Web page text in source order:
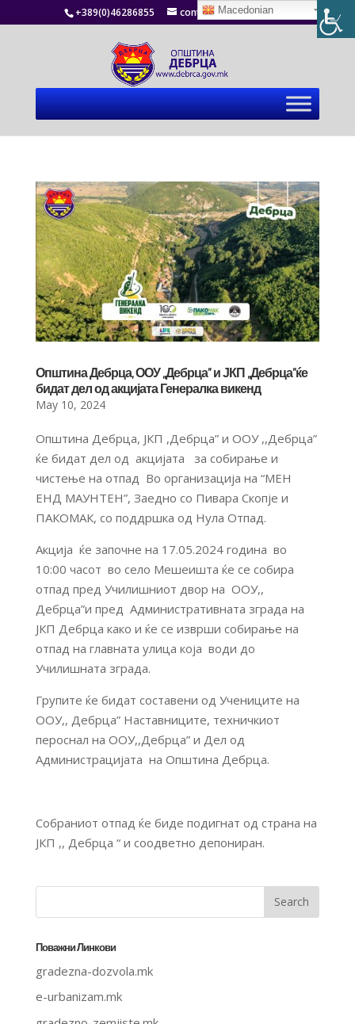
+389(0)46286855 contact@debrca.gov.mk
Општина Дебрца, ООУ ,,Дебрца” и ЈКП ,,Дебрца”ќе
бидат дел од акцијата Генералка викенд
May 10, 2024
Општина Дебрца, ЈКП ,Дебрца” и ООУ ,,Дебрца”
ќе бидат дел од акцијата за собирање и
чистење на отпад Во организација на “МЕН
EНД МАУНТЕН”, Заедно со Пивара Скопје и
ПАКОМАК, со поддршка од Нула Отпад.
Aкција ќе започне на 17.05.2024 година во
10:00 часот во село Мешеишта ќе се собира
отпад пред Училишниот двор на ООУ,,
Дебрца”и пред Административната зграда на
ЈКП Дебрца како и ќе се изврши собирање на
отпад на главната улица која води до
Училишната зграда.
Групите ќе бидат составени од Учениците на
ООУ,, Дебрца” Наставниците, техничкиот
пероснал на ООУ,,Дебрца” и Дел од
Администрацијата на Општина Дебрца.
Собраниот отпад ќе биде подигнат од страна на
ЈКП ,, Дебрца “ и соодветно депониран.
Поважни Линкови
gradezna-dozvola.mk
e-urbanizam.mk
Macedonian